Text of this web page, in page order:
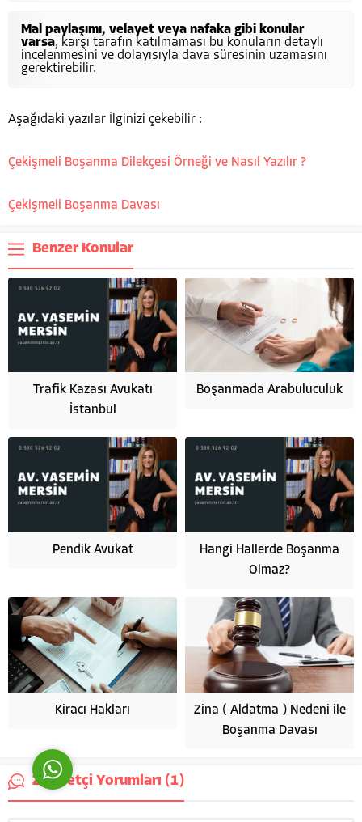
Mal paylaşımı, velayet veya nafaka gibi konular
varsa, karşı tarafın katılmaması bu konuların detaylı
incelenmesini ve dolayısıyla dava süresinin uzamasını
gerektirebilir.
Aşağıdaki yazılar İlginizi çekebilir :
Çekişmeli Boşanma Dilekçesi Örneği ve Nasıl Yazılır ?
Çekişmeli Boşanma Davası
Benzer Konular
Trafik Kazası Avukatı
İstanbul
Boşanmada Arabuluculuk
Pendik Avukat
Hangi Hallerde Boşanma
Olmaz?
Kiracı Hakları
Zina ( Aldatma ) Nedeni ile
Boşanma Davası
Ziyaretçi Yorumları (1)
Av. Yasemin Mersin